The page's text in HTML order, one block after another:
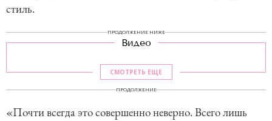
стиль.
ПРОДОЛЖЕНИЕ НИЖЕ
Видео
СМОТРЕТЬ ЕЩЕ
ПРОДОЛЖЕНИЕ
«Почти всегда это совершенно неверно. Всего лишь